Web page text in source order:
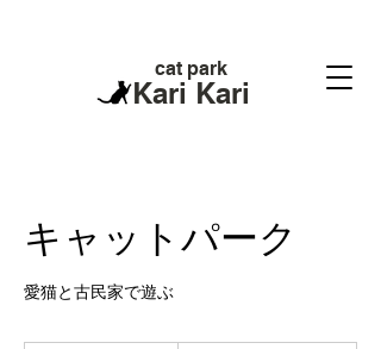
cat park
Kari Kari
キャットパーク
愛猫と古民家で遊ぶ